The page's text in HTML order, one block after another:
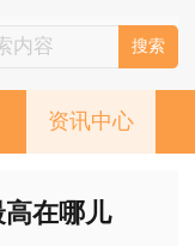
搜索
资讯中心
在哪儿